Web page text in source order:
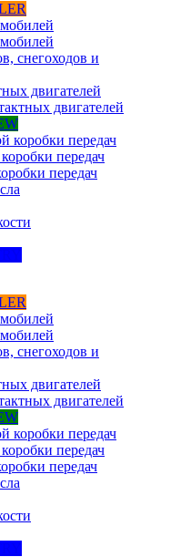
снегоходов и
двигателей
двигателей
коробки передач
передач
передач
снегоходов и
двигателей
двигателей
коробки передач
передач
передач